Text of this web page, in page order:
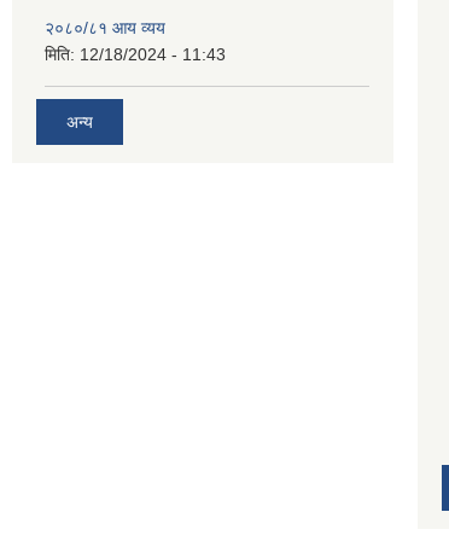
२०८०/८१ आय व्यय
मिति: 12/18/2024 - 11:43
अन्य